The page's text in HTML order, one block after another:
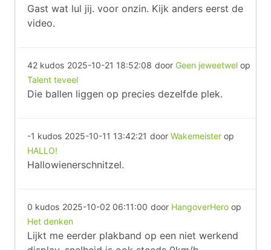
Gast wat lul jij. voor onzin. Kijk anders eerst de
video.
42 kudos 2025-10-21 18:52:08 door Geen jeweetwel op
Talent teveel
Die ballen liggen op precies dezelfde plek.
-1 kudos 2025-10-11 13:42:21 door Wakemeister op
HALLO!
Hallowienerschnitzel.
0 kudos 2025-10-02 06:11:00 door HangoverHero op
Het denken
Lijkt me eerder plakband op een niet werkend